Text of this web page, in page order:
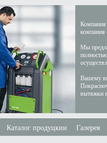
Компания
компания
Мы
Вашему
вытяжки
Каталог продуцкии Галерея